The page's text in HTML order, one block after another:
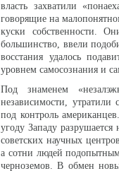
власть захватили
говорящие на
куски собственности.
большинство, ввели
восстания удалось
уровнем самосознания и
Под знаменем
независимости,
под контроль
угоду Западу разрушается
советских научных
а сотни людей
черноземов. В обмен